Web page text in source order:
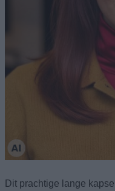
Dit prachtige lange kapsel